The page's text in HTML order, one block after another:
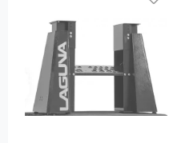
Потужність: 2.2 кВт
Ширина пильного
щільна: 3-31 мм